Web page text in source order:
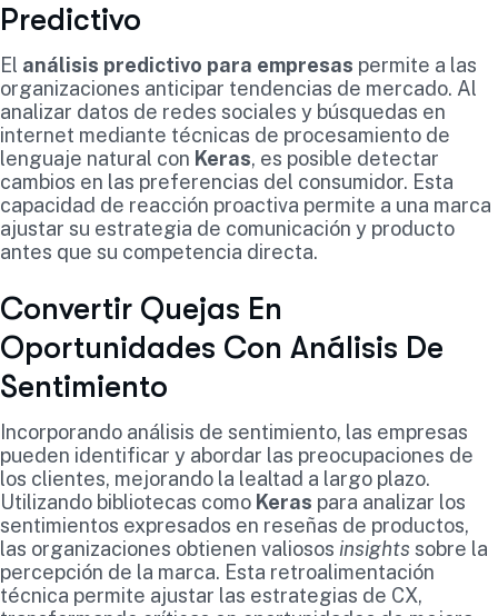
Predictivo
El análisis predictivo para empresas permite a las
organizaciones anticipar tendencias de mercado. Al
analizar datos de redes sociales y búsquedas en
internet mediante técnicas de procesamiento de
lenguaje natural con Keras, es posible detectar
cambios en las preferencias del consumidor. Esta
capacidad de reacción proactiva permite a una marca
ajustar su estrategia de comunicación y producto
antes que su competencia directa.
Convertir Quejas En
Oportunidades Con Análisis De
Sentimiento
Incorporando análisis de sentimiento, las empresas
pueden identificar y abordar las preocupaciones de
los clientes, mejorando la lealtad a largo plazo.
Utilizando bibliotecas como Keras para analizar los
sentimientos expresados en reseñas de productos,
las organizaciones obtienen valiosos insights sobre la
percepción de la marca. Esta retroalimentación
técnica permite ajustar las estrategias de CX,